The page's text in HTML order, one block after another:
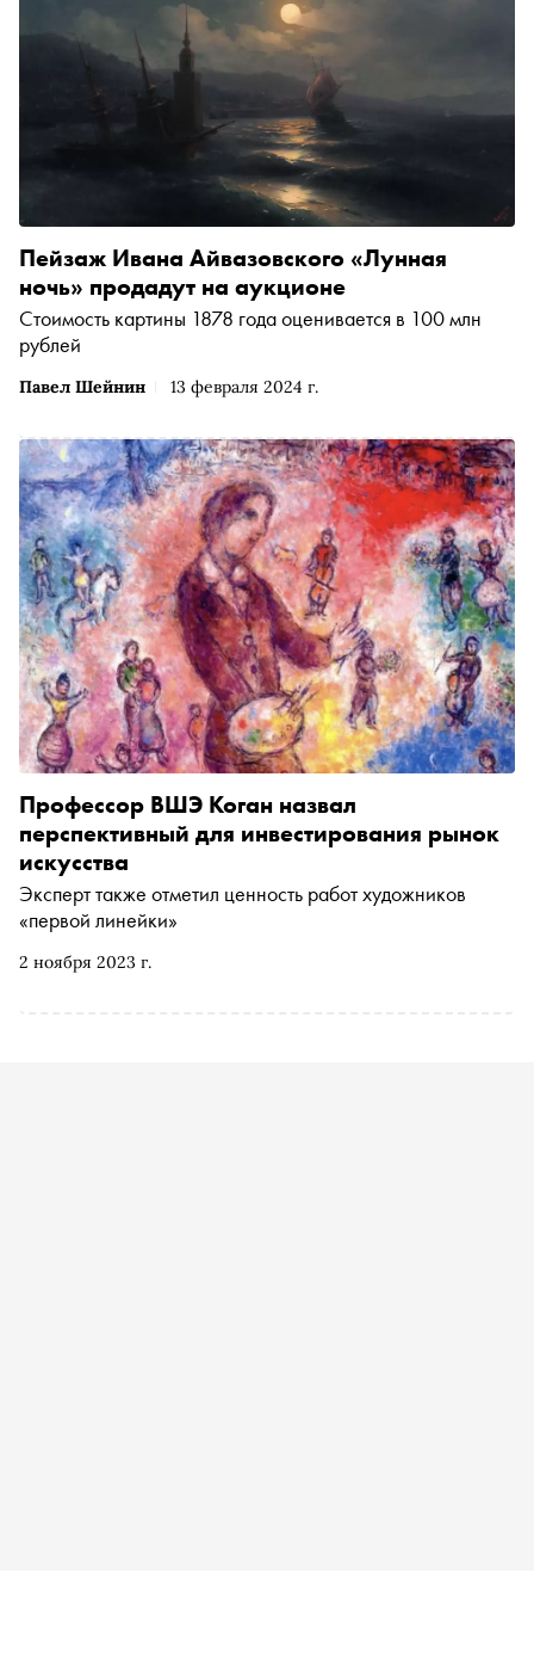
Павел Шейнин 13 февраля 2024 г.
Пейзаж Ивана Айвазовского «Лунная
ночь» продадут на аукционе
Стоимость картины 1878 года оценивается в 100 млн
рублей
2 ноября 2023 г.
Профессор ВШЭ Коган назвал
перспективный для инвестирования рынок
искусства
Эксперт также отметил ценность работ художников
«первой линейки»